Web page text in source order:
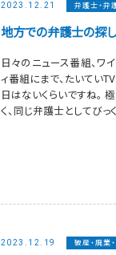
2023.12.21 弁護士・弁
地方での弁護士の探
日々のニュース番組、ワ
ィ番組にまで、たいてい
日はないくらいですね。
く、同じ弁護士としてびっ
2023.12.19 破産・廃業